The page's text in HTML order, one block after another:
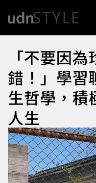
「不要因
錯！」學習
生哲學，積
人生